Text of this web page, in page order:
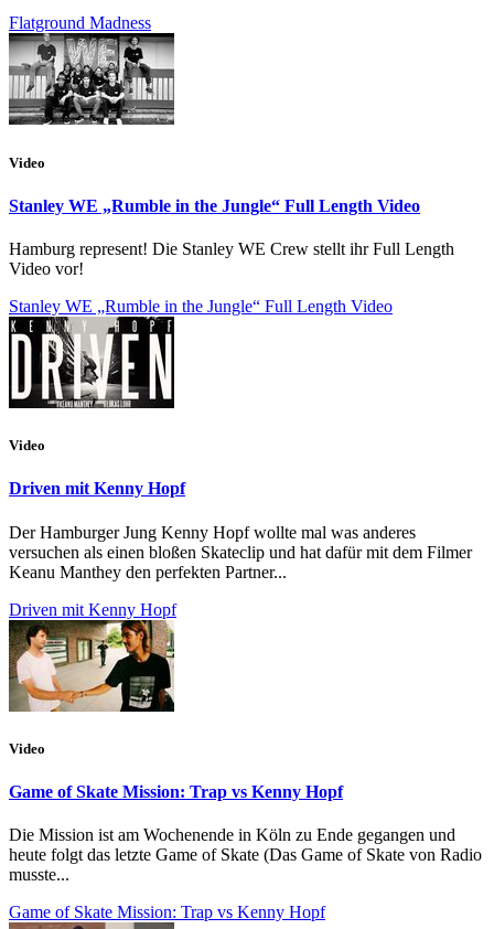
Flatground Madness
Video
Stanley WE „Rumble in the Jungle“ Full Length Video
Hamburg represent! Die Stanley WE Crew stellt ihr Full Length
Video vor!
Stanley WE „Rumble in the Jungle“ Full Length Video
Video
Driven mit Kenny Hopf
Der Hamburger Jung Kenny Hopf wollte mal was anderes
versuchen als einen bloßen Skateclip und hat dafür mit dem Filmer
Keanu Manthey den perfekten Partner...
Driven mit Kenny Hopf
Video
Game of Skate Mission: Trap vs Kenny Hopf
Die Mission ist am Wochenende in Köln zu Ende gegangen und
heute folgt das letzte Game of Skate (Das Game of Skate von Radio
musste...
Game of Skate Mission: Trap vs Kenny Hopf